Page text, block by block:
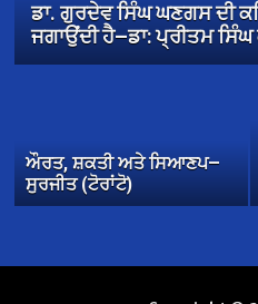
ਡਾ. ਗੁਰਦੇਵ ਸਿੰਘ ਘਣਗਸ ਦੀ
ਜਗਾਉਂਦੀ ਹੈ—ਡਾ: ਪ੍ਰੀਤਮ
ਔਰਤ, ਸ਼ਕਤੀ ਅਤੇ ਸਿਆਣਪ—
ਸੁਰਜੀਤ (ਟੋਰਾਂਟੋ)